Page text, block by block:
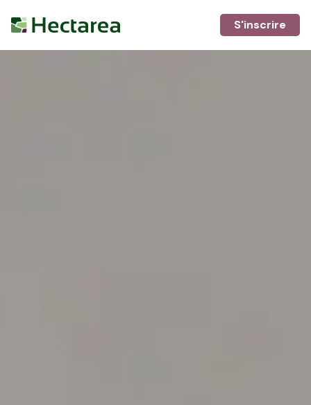
S'inscrire